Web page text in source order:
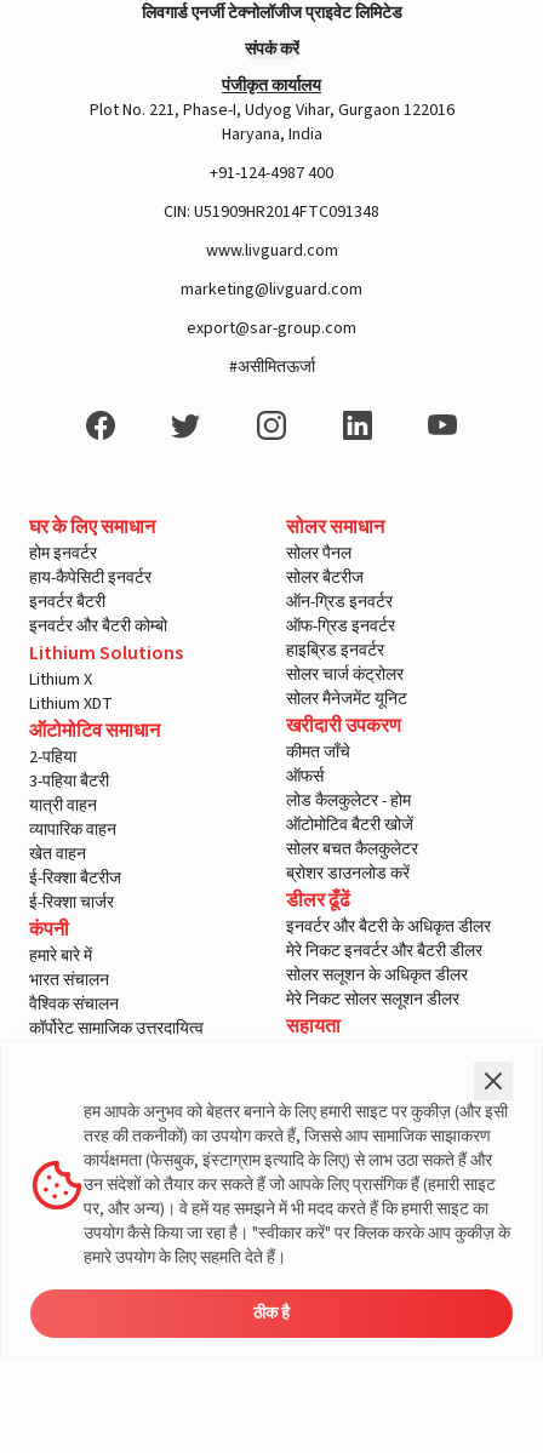
लिवगार्ड एनर्जी टेक्नोलॉजीज प्राइवेट लिमिटेड
संपर्क करें
पंजीकृत कार्यालय
Plot No. 221, Phase-I, Udyog Vihar, Gurgaon 122016
Haryana, India
+91-124-4987 400
CIN: U51909HR2014FTC091348
www.livguard.com
marketing@livguard.com
export@sar-group.com
#असीमितऊर्जा
घर के लिए समाधान
होम इनवर्टर
हाय-कैपेसिटी इनवर्टर
इनवर्टर बैटरी
इनवर्टर और बैटरी कोम्बो
Lithium Solutions
Lithium X
Lithium XDT
ऑटोमोटिव समाधान
2-पहिया
3-पहिया बैटरी
यात्री वाहन
व्यापारिक वाहन
खेत वाहन
ई-रिक्शा बैटरीज
ई-रिक्शा चार्जर
कंपनी
हमारे बारे में
भारत संचालन
वैश्विक संचालन
कॉर्पोरेट सामाजिक उत्तरदायित्व
मीडिया और गैलरी
वीडियो
सोलर समाधान
सोलर पैनल
सोलर बैटरीज
ऑन-ग्रिड इनवर्टर
ऑफ-ग्रिड इनवर्टर
हाइब्रिड इनवर्टर
सोलर चार्ज कंट्रोलर
सोलर मैनेजमेंट यूनिट
खरीदारी उपकरण
कीमत जाँचे
ऑफर्स
लोड कैलकुलेटर - होम
ऑटोमोटिव बैटरी खोजें
सोलर बचत कैलकुलेटर
ब्रोशर डाउनलोड करें
डीलर ढूँढें
इनवर्टर और बैटरी के अधिकृत डीलर
मेरे निकट इनवर्टर और बैटरी डीलर
सोलर सलूशन के अधिकृत डीलर
मेरे निकट सोलर सलूशन डीलर
सहायता
वारंटी पंजीकरण
ग्राहक नीतियां
नियम और शर्तें
सेल्स वापसी नीति
गोपनीयता नीति
लिवगार्ड के बारे में अधिक जानकारी
© लिवगार्ड 2023। सभी अधिकार सुरक्षित
हम आपके अनुभव को बेहतर बनाने के लिए हमारी साइट पर कुकीज़ (और इसी
तरह की तकनीकों) का उपयोग करते हैं, जिससे आप सामाजिक साझाकरण
कार्यक्षमता (फेसबुक, इंस्टाग्राम इत्यादि के लिए) से लाभ उठा सकते हैं और
उन संदेशों को तैयार कर सकते हैं जो आपके लिए प्रासंगिक हैं (हमारी साइट
पर, और अन्य)। वे हमें यह समझने में भी मदद करते हैं कि हमारी साइट का
उपयोग कैसे किया जा रहा है। "स्वीकार करें" पर क्लिक करके आप कुकीज़ के
हमारे उपयोग के लिए सहमति देते हैं।
ठीक है
समाधान
लोड कैलकुलेटर